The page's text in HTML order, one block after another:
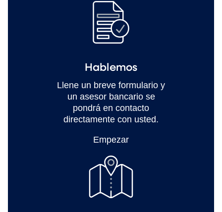
Hablemos
Llene un breve formulario y
un asesor bancario se
pondrá en contacto
directamente con usted.
Empezar